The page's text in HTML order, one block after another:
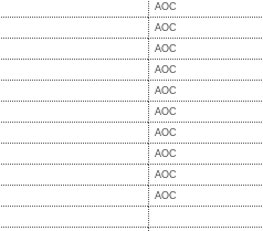
AOC
AOC
AOC
AOC
AOC
AOC
AOC
AOC
AOC
AOC